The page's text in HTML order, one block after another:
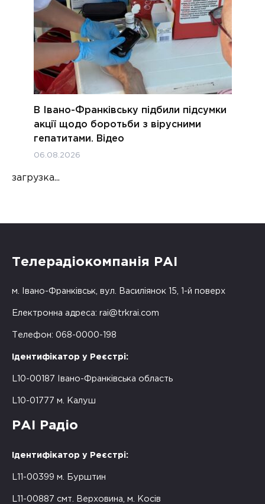
В Івано-Франківську підбили підсумки
акції щодо боротьби з вірусними
гепатитами. Відео
06.08.2026
загрузка...
Телерадіокомпанія РАІ
м. Івано-Франківськ, вул. Василіянок 15, 1-й поверх
Електронна адреса: rai@trkrai.com
Телефон: 068-0000-198
Ідентифікатор у Реєстрі:
L10-00187 Івано-Франківська область
L10-01777 м. Калуш
РАІ Радіо
Ідентифікатор у Реєстрі:
L11-00399 м. Бурштин
L11-00887 смт. Верховина, м. Косів